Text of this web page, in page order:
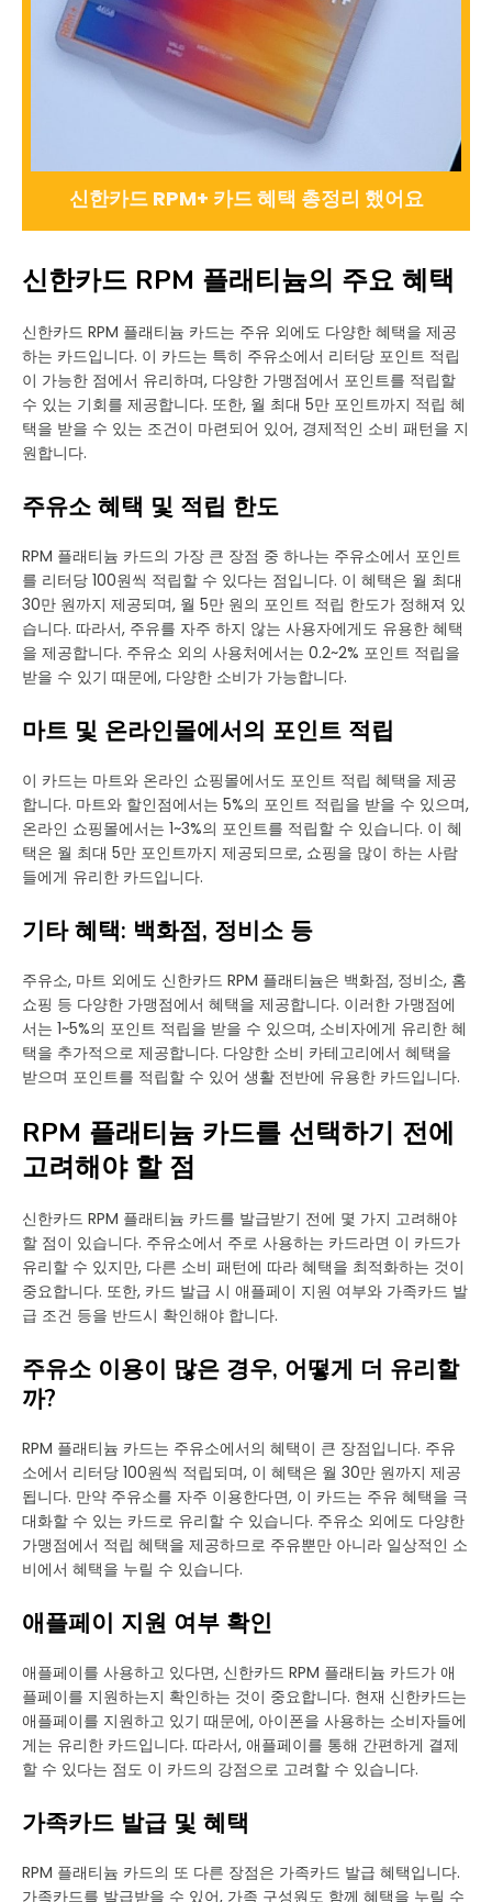
신한카드 RPM+ 카드 혜택 총정리 했어요
신한카드 RPM 플래티늄의 주요 혜택
신한카드 RPM 플래티늄 카드는 주유 외에도 다양한 혜택을 제공
하는 카드입니다. 이 카드는 특히 주유소에서 리터당 포인트 적립
이 가능한 점에서 유리하며, 다양한 가맹점에서 포인트를 적립할
수 있는 기회를 제공합니다. 또한, 월 최대 5만 포인트까지 적립 혜
택을 받을 수 있는 조건이 마련되어 있어, 경제적인 소비 패턴을 지
원합니다.
주유소 혜택 및 적립 한도
RPM 플래티늄 카드의 가장 큰 장점 중 하나는 주유소에서 포인트
를 리터당 100원씩 적립할 수 있다는 점입니다. 이 혜택은 월 최대
30만 원까지 제공되며, 월 5만 원의 포인트 적립 한도가 정해져 있
습니다. 따라서, 주유를 자주 하지 않는 사용자에게도 유용한 혜택
을 제공합니다. 주유소 외의 사용처에서는 0.2~2% 포인트 적립을
받을 수 있기 때문에, 다양한 소비가 가능합니다.
마트 및 온라인몰에서의 포인트 적립
이 카드는 마트와 온라인 쇼핑몰에서도 포인트 적립 혜택을 제공
합니다. 마트와 할인점에서는 5%의 포인트 적립을 받을 수 있으며,
온라인 쇼핑몰에서는 1~3%의 포인트를 적립할 수 있습니다. 이 혜
택은 월 최대 5만 포인트까지 제공되므로, 쇼핑을 많이 하는 사람
들에게 유리한 카드입니다.
기타 혜택: 백화점, 정비소 등
주유소, 마트 외에도 신한카드 RPM 플래티늄은 백화점, 정비소, 홈
쇼핑 등 다양한 가맹점에서 혜택을 제공합니다. 이러한 가맹점에
서는 1~5%의 포인트 적립을 받을 수 있으며, 소비자에게 유리한 혜
택을 추가적으로 제공합니다. 다양한 소비 카테고리에서 혜택을
받으며 포인트를 적립할 수 있어 생활 전반에 유용한 카드입니다.
RPM 플래티늄 카드를 선택하기 전에
고려해야 할 점
신한카드 RPM 플래티늄 카드를 발급받기 전에 몇 가지 고려해야
할 점이 있습니다. 주유소에서 주로 사용하는 카드라면 이 카드가
유리할 수 있지만, 다른 소비 패턴에 따라 혜택을 최적화하는 것이
중요합니다. 또한, 카드 발급 시 애플페이 지원 여부와 가족카드 발
급 조건 등을 반드시 확인해야 합니다.
주유소 이용이 많은 경우, 어떻게 더 유리할
까?
RPM 플래티늄 카드는 주유소에서의 혜택이 큰 장점입니다. 주유
소에서 리터당 100원씩 적립되며, 이 혜택은 월 30만 원까지 제공
됩니다. 만약 주유소를 자주 이용한다면, 이 카드는 주유 혜택을 극
대화할 수 있는 카드로 유리할 수 있습니다. 주유소 외에도 다양한
가맹점에서 적립 혜택을 제공하므로 주유뿐만 아니라 일상적인 소
비에서 혜택을 누릴 수 있습니다.
애플페이 지원 여부 확인
애플페이를 사용하고 있다면, 신한카드 RPM 플래티늄 카드가 애
플페이를 지원하는지 확인하는 것이 중요합니다. 현재 신한카드는
애플페이를 지원하고 있기 때문에, 아이폰을 사용하는 소비자들에
게는 유리한 카드입니다. 따라서, 애플페이를 통해 간편하게 결제
할 수 있다는 점도 이 카드의 강점으로 고려할 수 있습니다.
가족카드 발급 및 혜택
RPM 플래티늄 카드의 또 다른 장점은 가족카드 발급 혜택입니다.
가족카드를 발급받을 수 있어, 가족 구성원도 함께 혜택을 누릴 수